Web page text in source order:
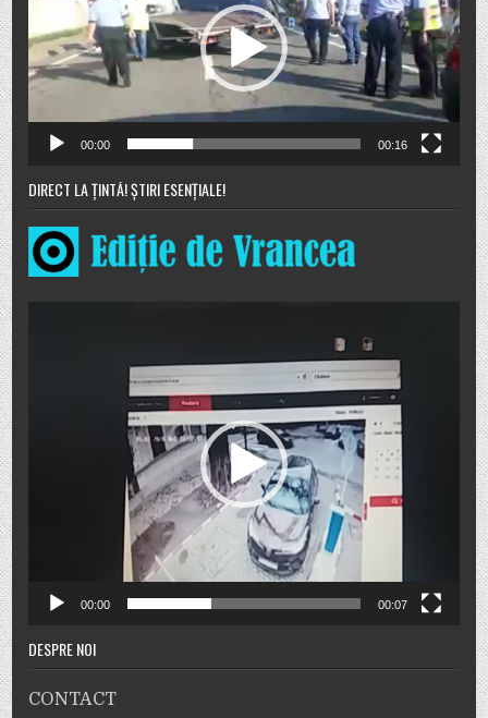
00:00 00:16
DIRECT LA ȚINTĂ! ȘTIRI ESENȚIALE!
00:00 00:07
DESPRE NOI
CONTACT